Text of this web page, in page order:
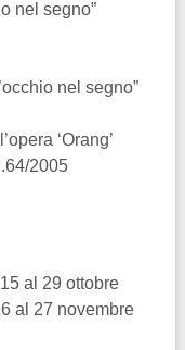
nel segno”
nel segno”
‘Orang’
2005
al 29 ottobre
al 27 novembre